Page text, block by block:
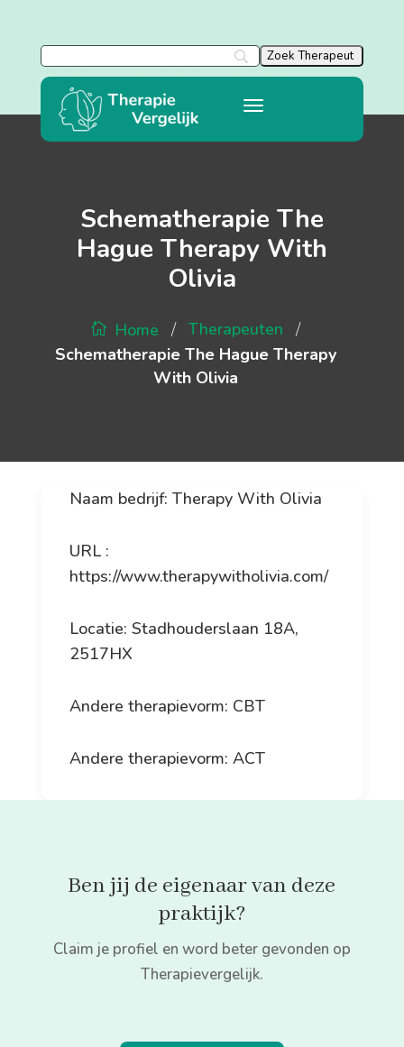
Schematherapie The
Hague Therapy With
Olivia
Home / Therapeuten /
Schematherapie The Hague Therapy
With Olivia
Naam bedrijf: Therapy With Olivia
URL :
https://www.therapywitholivia.com/
Locatie: Stadhouderslaan 18A,
2517HX
Andere therapievorm: CBT
Andere therapievorm: ACT
Ben jij de eigenaar van deze
praktijk?
Claim je profiel en word beter gevonden op
Therapievergelijk.